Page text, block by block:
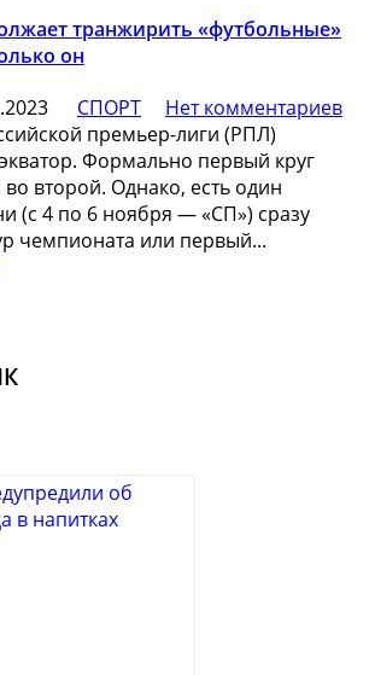
транжирить «футбольные»
он
СПОРТ
Нет комментариев
премьер-лиги (РПЛ)
Формально первый круг
второй. Однако, есть один
(с 4 по 6 ноября — «СП») сразу
чемпионата или первый...